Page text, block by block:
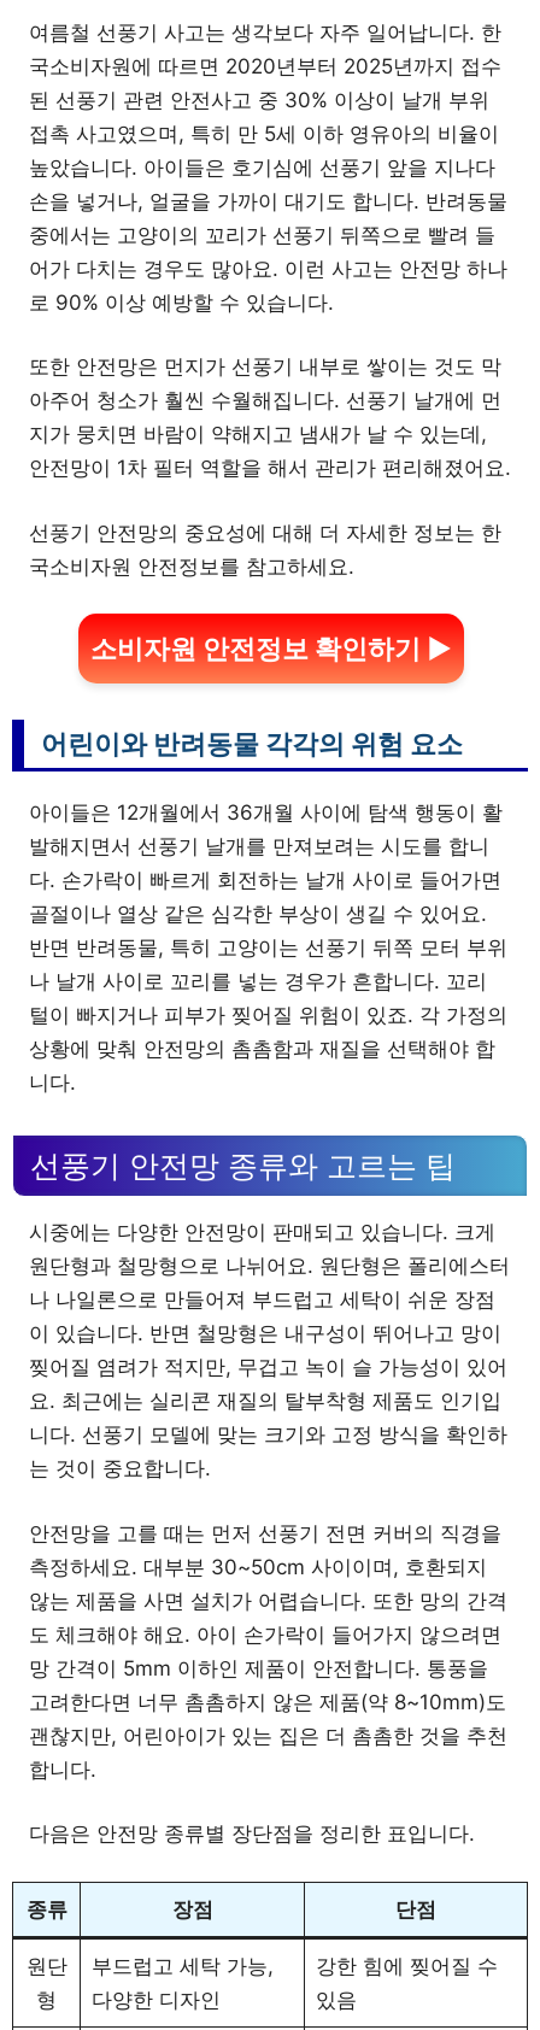
여름철 선풍기 사고는 생각보다 자주 일어납니다. 한
국소비자원에 따르면 2020년부터 2025년까지 접수
된 선풍기 관련 안전사고 중 30% 이상이 날개 부위
접촉 사고였으며, 특히 만 5세 이하 영유아의 비율이
높았습니다. 아이들은 호기심에 선풍기 앞을 지나다
손을 넣거나, 얼굴을 가까이 대기도 합니다. 반려동물
중에서는 고양이의 꼬리가 선풍기 뒤쪽으로 빨려 들
어가 다치는 경우도 많아요. 이런 사고는 안전망 하나
로 90% 이상 예방할 수 있습니다.
또한 안전망은 먼지가 선풍기 내부로 쌓이는 것도 막
아주어 청소가 훨씬 수월해집니다. 선풍기 날개에 먼
지가 뭉치면 바람이 약해지고 냄새가 날 수 있는데,
안전망이 1차 필터 역할을 해서 관리가 편리해졌어요.
선풍기 안전망의 중요성에 대해 더 자세한 정보는 한
국소비자원 안전정보를 참고하세요.
소비자원 안전정보 확인하기 ▶
어린이와 반려동물 각각의 위험 요소
아이들은 12개월에서 36개월 사이에 탐색 행동이 활
발해지면서 선풍기 날개를 만져보려는 시도를 합니
다. 손가락이 빠르게 회전하는 날개 사이로 들어가면
골절이나 열상 같은 심각한 부상이 생길 수 있어요.
반면 반려동물, 특히 고양이는 선풍기 뒤쪽 모터 부위
나 날개 사이로 꼬리를 넣는 경우가 흔합니다. 꼬리
털이 빠지거나 피부가 찢어질 위험이 있죠. 각 가정의
상황에 맞춰 안전망의 촘촘함과 재질을 선택해야 합
니다.
선풍기 안전망 종류와 고르는 팁
시중에는 다양한 안전망이 판매되고 있습니다. 크게
원단형과 철망형으로 나뉘어요. 원단형은 폴리에스터
나 나일론으로 만들어져 부드럽고 세탁이 쉬운 장점
이 있습니다. 반면 철망형은 내구성이 뛰어나고 망이
찢어질 염려가 적지만, 무겁고 녹이 슬 가능성이 있어
요. 최근에는 실리콘 재질의 탈부착형 제품도 인기입
니다. 선풍기 모델에 맞는 크기와 고정 방식을 확인하
는 것이 중요합니다.
안전망을 고를 때는 먼저 선풍기 전면 커버의 직경을
측정하세요. 대부분 30~50cm 사이이며, 호환되지
않는 제품을 사면 설치가 어렵습니다. 또한 망의 간격
도 체크해야 해요. 아이 손가락이 들어가지 않으려면
망 간격이 5mm 이하인 제품이 안전합니다. 통풍을
고려한다면 너무 촘촘하지 않은 제품(약 8~10mm)도
괜찮지만, 어린아이가 있는 집은 더 촘촘한 것을 추천
합니다.
다음은 안전망 종류별 장단점을 정리한 표입니다.
종류 장점 단점
원단
형
부드럽고 세탁 가능,
다양한 디자인
강한 힘에 찢어질 수
있음